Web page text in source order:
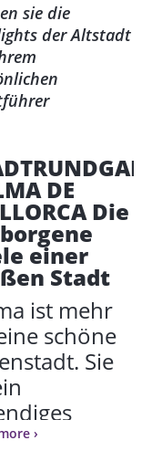
sie die
der Altstadt
DE
Die
einer
Stadt
ist mehr
schöne
Sie
—
›